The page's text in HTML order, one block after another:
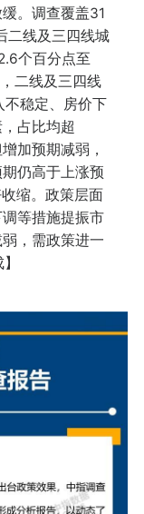
。调查覆盖31
二线及三四线城
个百分点至
二线及三四线
稳定、房价下
占比均超
加预期减弱，
仍高于上涨预
缩。政策层面
等措施提振市
，需政策进一